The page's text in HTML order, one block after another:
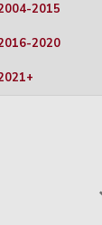
2015
2020